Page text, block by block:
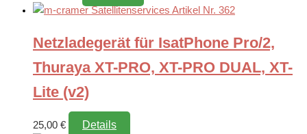
Netzladegerät für IsatPhone Pro/2,
Thuraya XT-PRO, XT-PRO DUAL, XT-
Lite (v2)
25,00 € Details